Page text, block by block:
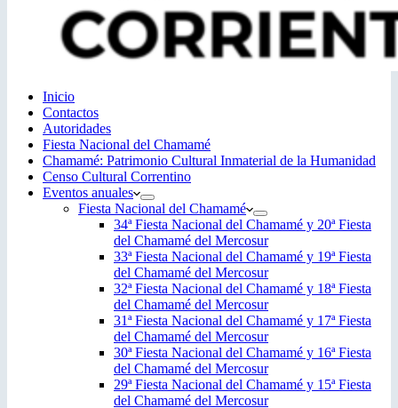
Inicio
Contactos
Autoridades
Fiesta Nacional del Chamamé
Chamamé: Patrimonio Cultural Inmaterial de la Humanidad
Censo Cultural Correntino
Eventos anuales
Fiesta Nacional del Chamamé
34ª Fiesta Nacional del Chamamé y 20ª Fiesta
del Chamamé del Mercosur
33ª Fiesta Nacional del Chamamé y 19ª Fiesta
del Chamamé del Mercosur
32ª Fiesta Nacional del Chamamé y 18ª Fiesta
del Chamamé del Mercosur
31ª Fiesta Nacional del Chamamé y 17ª Fiesta
del Chamamé del Mercosur
30ª Fiesta Nacional del Chamamé y 16ª Fiesta
del Chamamé del Mercosur
29ª Fiesta Nacional del Chamamé y 15ª Fiesta
del Chamamé del Mercosur